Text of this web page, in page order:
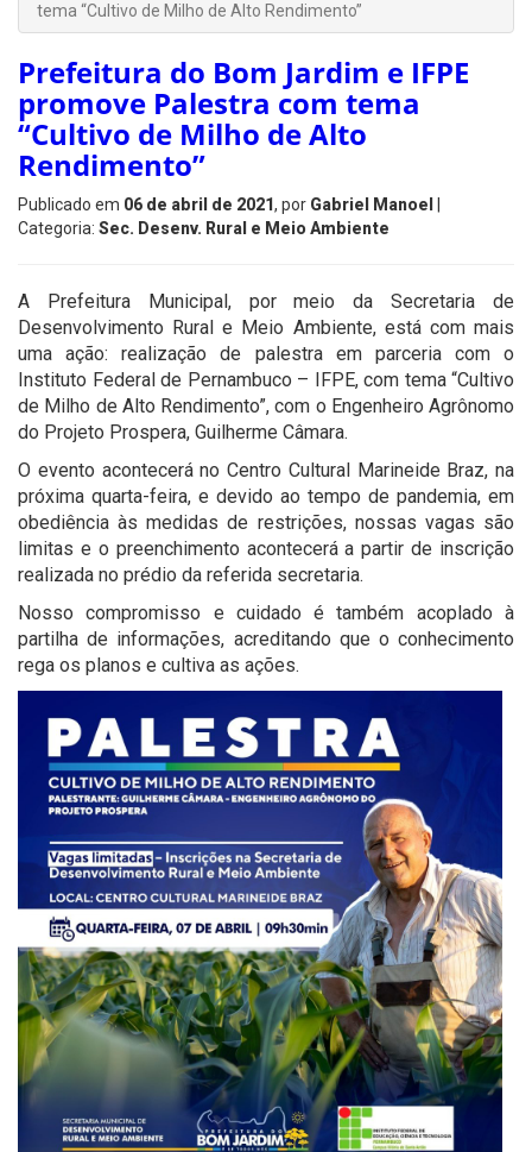
tema “Cultivo de Milho de Alto Rendimento”
Prefeitura do Bom Jardim e IFPE
promove Palestra com tema
“Cultivo de Milho de Alto
Rendimento”
Publicado em 06 de abril de 2021, por Gabriel Manoel
Categoria: Sec. Desenv. Rural e Meio Ambiente
A Prefeitura Municipal, por meio da Secretaria de
Desenvolvimento Rural e Meio Ambiente, está com mais
uma ação: realização de palestra em parceria com o
Instituto Federal de Pernambuco – IFPE, com tema “Cultivo
de Milho de Alto Rendimento”, com o Engenheiro Agrônomo
do Projeto Prospera, Guilherme Câmara.
O evento acontecerá no Centro Cultural Marineide Braz, na
próxima quarta-feira, e devido ao tempo de pandemia, em
obediência às medidas de restrições, nossas vagas são
limitas e o preenchimento acontecerá a partir de inscrição
realizada no prédio da referida secretaria.
Nosso compromisso e cuidado é também acoplado à
partilha de informações, acreditando que o conhecimento
rega os planos e cultiva as ações.